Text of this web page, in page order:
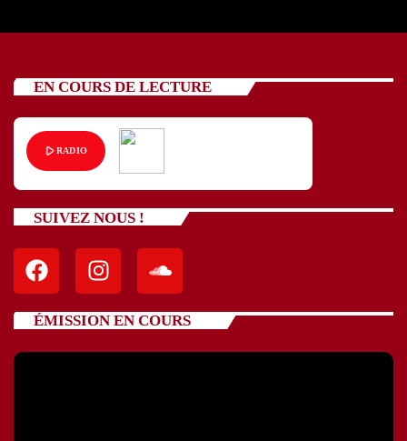
EN COURS DE LECTURE
play_arrowRADIO
SUIVEZ NOUS !
ÉMISSION EN COURS